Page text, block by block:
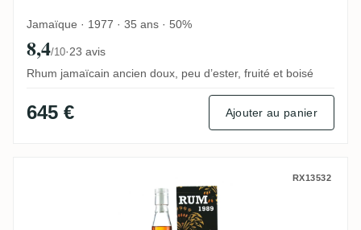
Jamaïque · 1977 · 35 ans · 50%
8,4/10·23 avis
Rhum jamaïcain ancien doux, peu d’ester, fruité et boisé
645 € Ajouter au panier
Corman Collins Uitvlugt Rum Demerara
RX13532